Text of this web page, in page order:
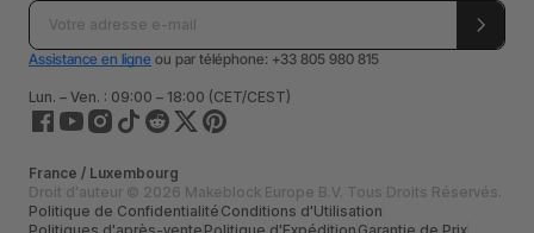
Assistance en ligne ou par téléphone: +33 805 980 815
Lun. – Ven. : 09:00 – 18:00 (CET/CEST)
France / Luxembourg
Droit d'auteur © 2026 Makeblock Europe B.V. Tous Droits Réservés.
Politique de Confidentialité Conditions d'Utilisation